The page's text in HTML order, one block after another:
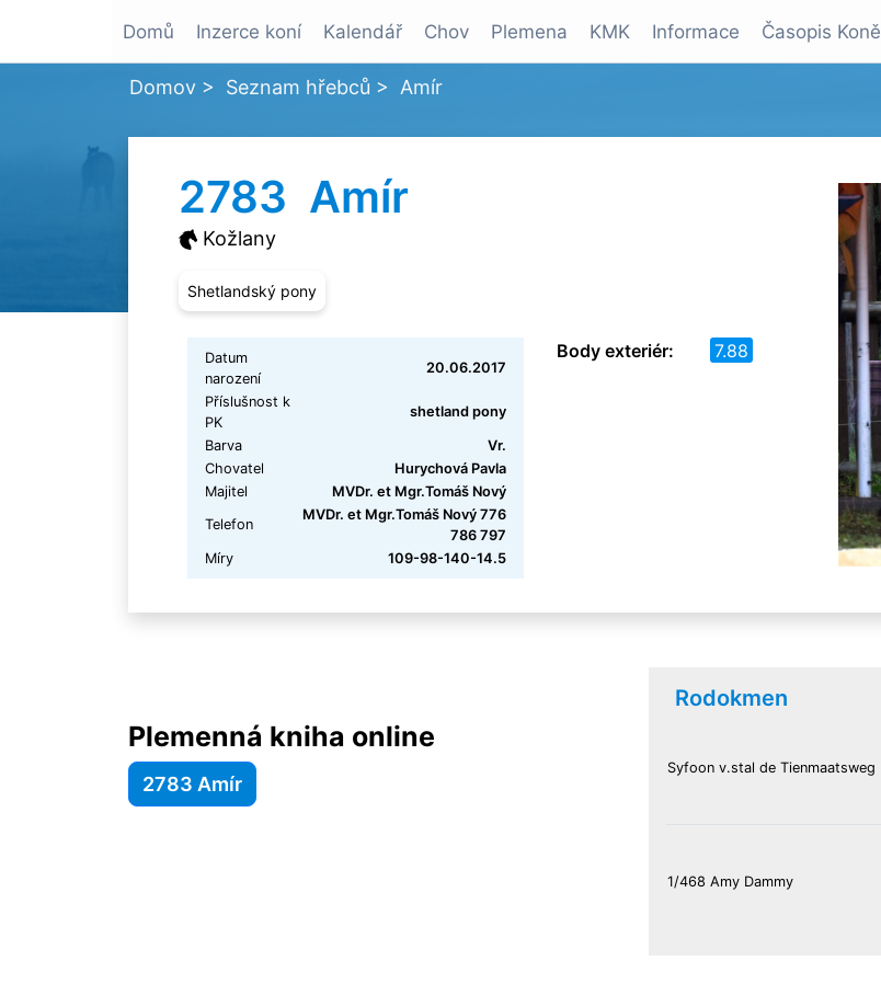
Domů Inzerce koní Kalendář Chov Plemena KMK Informace Časopis Koně
Domov > Seznam hřebců > Amír
2783 Amír
Kožlany
Shetlandský pony
Datum
narození
20.06.2017
Příslušnost k
PK
shetland pony
Barva
Vr.
Chovatel
Hurychová Pavla
Majitel
MVDr. et Mgr.Tomáš Nový
Telefon
MVDr. et Mgr.Tomáš Nový 776
786 797
Míry
109-98-140-14.5
Body exteriér: 7.88
Plemenná kniha online
2783 Amír
Rodokmen
Syfoon v.stal de Tienmaatsweg
1/468 Amy Dammy